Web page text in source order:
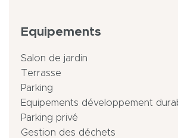
Equipements
Salon de jardin
Terrasse
Parking
Equipements développement
Parking privé
Gestion des déchets